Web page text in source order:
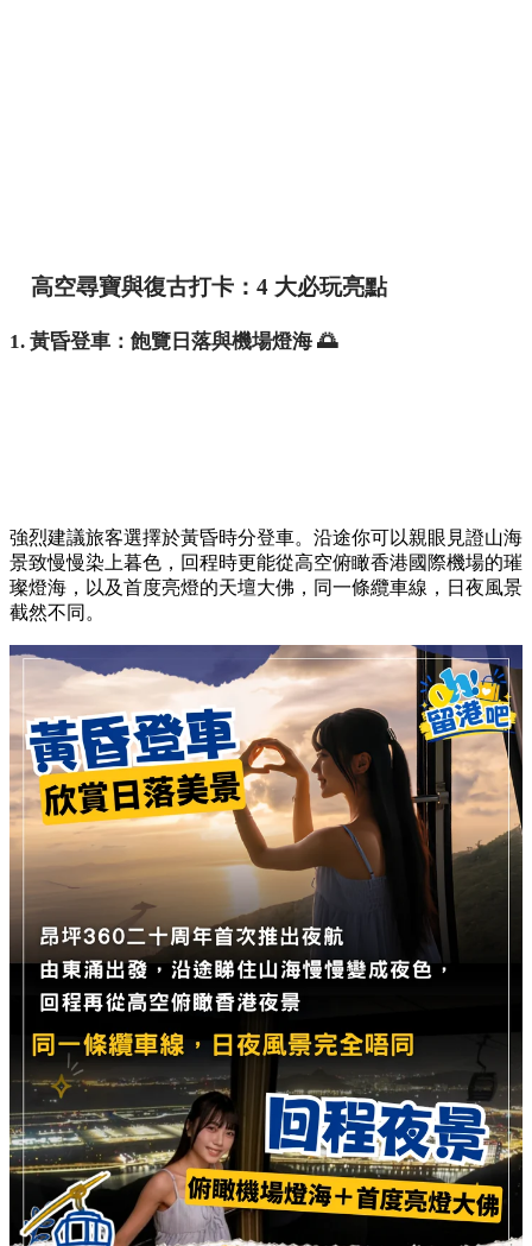
高空尋寶與復古打卡：4 大必玩亮點
1. 黃昏登車：飽覽日落與機場燈海 🌅
強烈建議旅客選擇於黃昏時分登車。沿途你可以親眼見證山海
景致慢慢染上暮色，回程時更能從高空俯瞰香港國際機場的璀
璨燈海，以及首度亮燈的天壇大佛，同一條纜車線，日夜風景
截然不同。